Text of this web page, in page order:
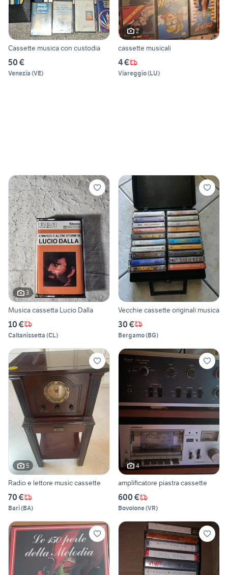
Cassette musica con custodia
50 €
Venezia (VE)
2
cassette musicali
4 €
Viareggio(LU)
3
Musica cassetta Lucio Dalla
10 €
Caltanissetta (CL)
Vecchie cassette originali musica
30 €
Bergamo(BG)
5
Radio e lettore music cassette
70 €
Bari(BA)
4
amplificatore piastra cassette
600 €
Bovolone(VR)